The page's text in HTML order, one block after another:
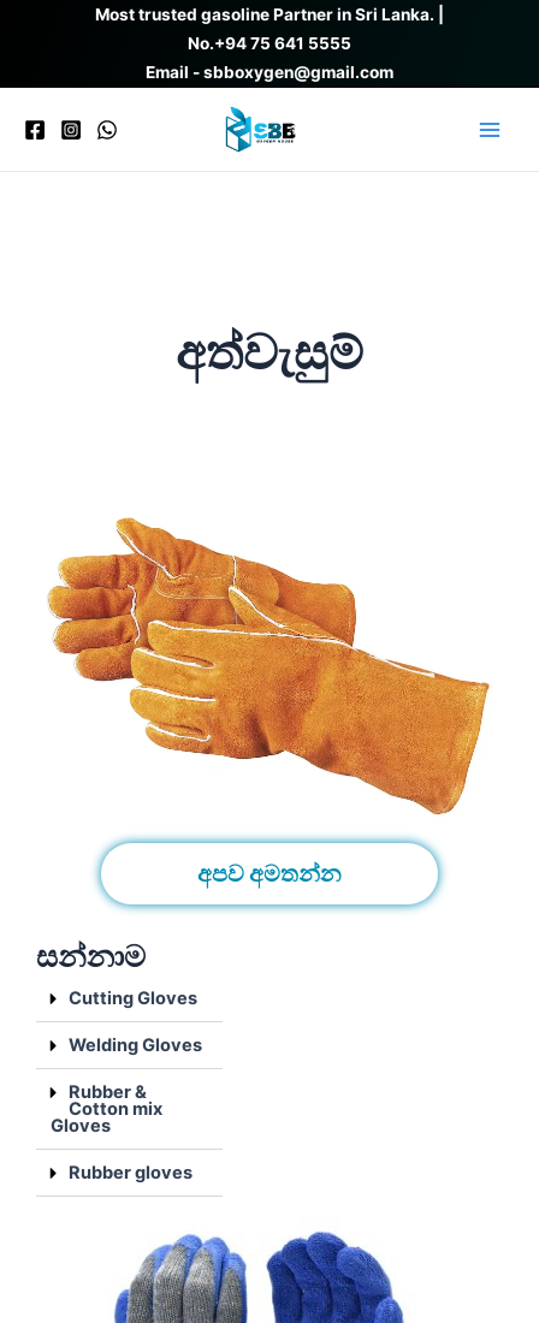
Most trusted gasoline Partner in Sri Lanka. |
No.+94 75 641 5555
Email - sbboxygen@gmail.com
අත්වැසුම්
අපව අමතන්න
සන්නාම
Cutting Gloves
Welding Gloves
Rubber &
Cotton mix
Gloves
Rubber gloves